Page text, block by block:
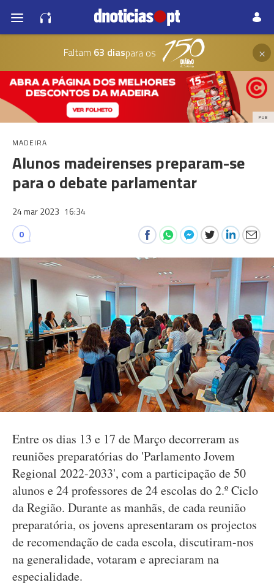
Faltam 63 diaspara os ×
PUB
MADEIRA
Alunos madeirenses preparam-se
para o debate parlamentar
24 mar 2023 16:34
0
Entre os dias 13 e 17 de Março decorreram as
reuniões preparatórias do 'Parlamento Jovem
Regional 2022-2033', com a participação de 50
alunos e 24 professores de 24 escolas do 2.º Ciclo
da Região. Durante as manhãs, de cada reunião
preparatória, os jovens apresentaram os projectos
de recomendação de cada escola, discutiram-nos
na generalidade, votaram e apreciaram na
especialidade.